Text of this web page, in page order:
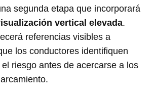
segunda etapa que incorporará
vertical elevada.
referencias visibles a
los conductores identifiquen
riesgo antes de acercarse a los